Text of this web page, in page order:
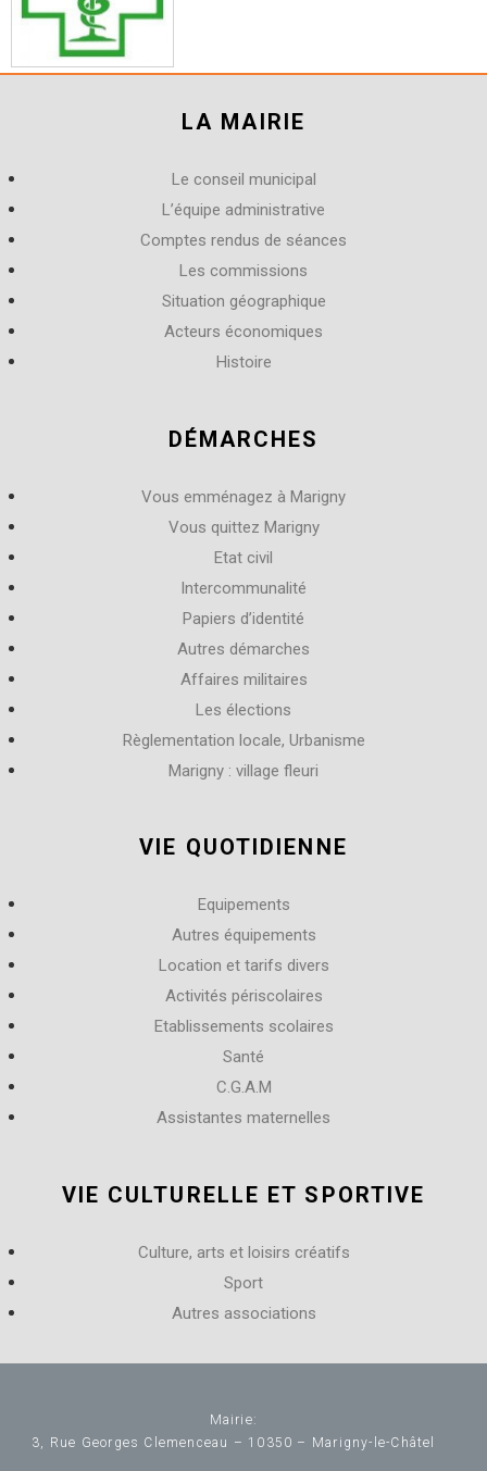
LA MAIRIE
Le conseil municipal
L’équipe administrative
Comptes rendus de séances
Les commissions
Situation géographique
Acteurs économiques
Histoire
DÉMARCHES
Vous emménagez à Marigny
Vous quittez Marigny
Etat civil
Intercommunalité
Papiers d’identité
Autres démarches
Affaires militaires
Les élections
Règlementation locale, Urbanisme
Marigny : village fleuri
VIE QUOTIDIENNE
Equipements
Autres équipements
Location et tarifs divers
Activités périscolaires
Etablissements scolaires
Santé
C.G.A.M
Assistantes maternelles
VIE CULTURELLE ET SPORTIVE
Culture, arts et loisirs créatifs
Sport
Autres associations
Mairie:
3, Rue Georges Clemenceau – 10350 – Marigny-le-Châtel